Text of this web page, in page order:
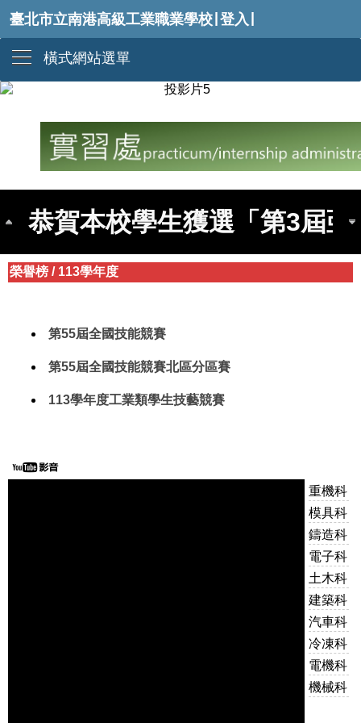
臺北市立南港高級工業職業學校 登入
橫式網站選單
賀本校參加第55屆全國技能
恭賀本校學生獲選「第3屆
113學年度全國高級中等學
榮譽榜 / 113學年度
第55屆全國技能競賽
第55屆全國技能競賽北區分區賽
113學年度工業類學生技藝競賽
重機科
模具科
鑄造科
電子科
土木科
建築科
汽車科
冷凍科
電機科
機械科